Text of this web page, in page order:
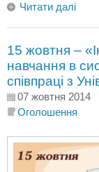
Читати далі
15 жовтня –
навчання в
співпраці з
07 жовтня 2014
Оголошення